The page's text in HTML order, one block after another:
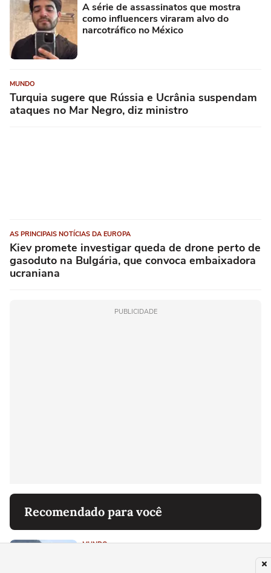
A série de assassinatos que mostra
como influencers viraram alvo do
narcotráfico no México
MUNDO
Turquia sugere que Rússia e Ucrânia suspendam
ataques no Mar Negro, diz ministro
AS PRINCIPAIS NOTÍCIAS DA EUROPA
Kiev promete investigar queda de drone perto de
gasoduto na Bulgária, que convoca embaixadora
ucraniana
PUBLICIDADE
Recomendado para você
MUNDO